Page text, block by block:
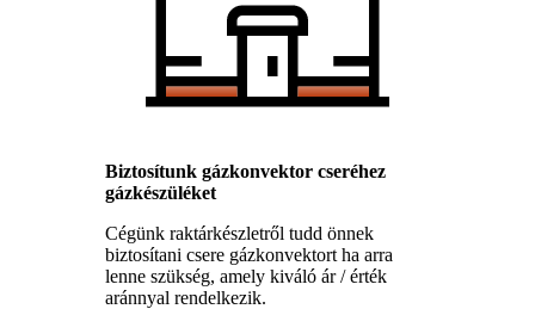
Biztosítunk gázkonvektor cseréhez
gázkészüléket
Cégünk raktárkészletről tudd önnek
biztosítani csere gázkonvektort ha arra
lenne szükség, amely kiváló ár / érték
aránnyal rendelkezik.